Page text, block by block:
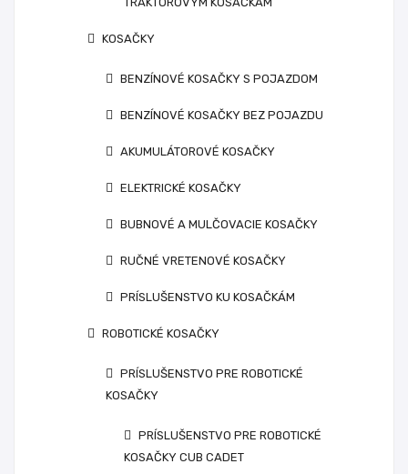
KOSAČKY
BENZÍNOVÉ KOSAČKY S POJAZDOM
BENZÍNOVÉ KOSAČKY BEZ POJAZDU
AKUMULÁTOROVÉ KOSAČKY
ELEKTRICKÉ KOSAČKY
BUBNOVÉ A MULČOVACIE KOSAČKY
RUČNÉ VRETENOVÉ KOSAČKY
PRÍSLUŠENSTVO KU KOSAČKÁM
ROBOTICKÉ KOSAČKY
PRÍSLUŠENSTVO PRE ROBOTICKÉ
KOSAČKY
PRÍSLUŠENSTVO PRE ROBOTICKÉ
KOSAČKY CUB CADET